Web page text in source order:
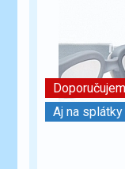
Aj na splátky